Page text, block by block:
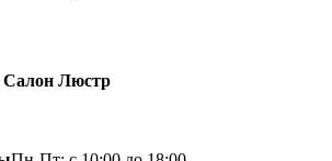
Люстр